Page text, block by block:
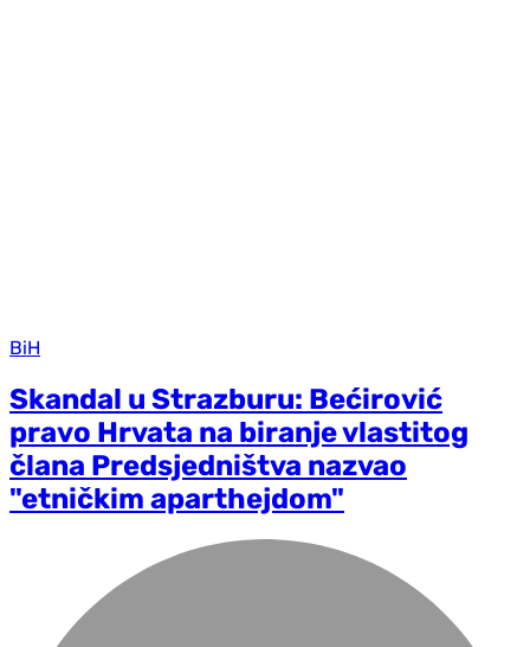
BiH
Skandal u Strazburu: Bećirović
pravo Hrvata na biranje vlastitog
člana Predsjedništva nazvao
"etničkim aparthejdom"